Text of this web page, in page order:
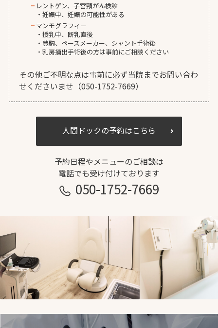
レントゲン、子宮頸がん検診
・妊娠中、妊娠の可能性がある
マンモグラフィー
・授乳中、断乳直後
・豊胸、ペースメーカー、シャント手術後
・乳房摘出手術後の方は事前にご相談ください
その他ご不明な点は事前に必ず当院までお問い合わ
せくださいませ（050-1752-7669）
人間ドックの予約はこちら
予約日程やメニューのご相談は
電話でも受け付けております
050-1752-7669